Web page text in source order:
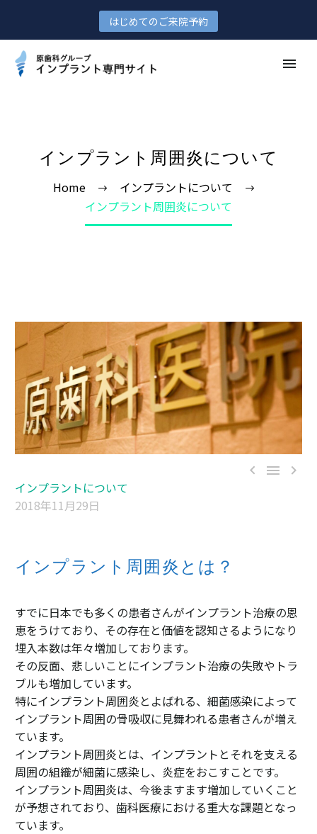
はじめてのご来院予約
インプラント周囲炎について
Home
インプラントについて
インプラント周囲炎について
  
インプラントについて
2018年11月29日
インプラント周囲炎とは？
すでに日本でも多くの患者さんがインプラント治療の恩
恵をうけており、その存在と価値を認知さるようになり
埋入本数は年々増加しております。
その反面、悲しいことにインプラント治療の失敗やトラ
ブルも増加しています。
特にインプラント周囲炎とよばれる、細菌感染によって
インプラント周囲の骨吸収に見舞われる患者さんが増え
ています。
インプラント周囲炎とは、インプラントとそれを支える
周囲の組織が細菌に感染し、炎症をおこすことです。
インプラント周囲炎は、今後ますます増加していくこと
が予想されており、歯科医療における重大な課題となっ
ています。